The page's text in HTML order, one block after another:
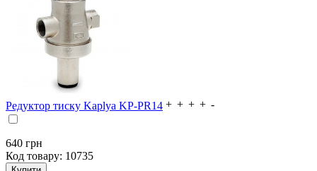
Редуктор тиску Kaplya KP-PR14
640 грн
Код товару: 10735